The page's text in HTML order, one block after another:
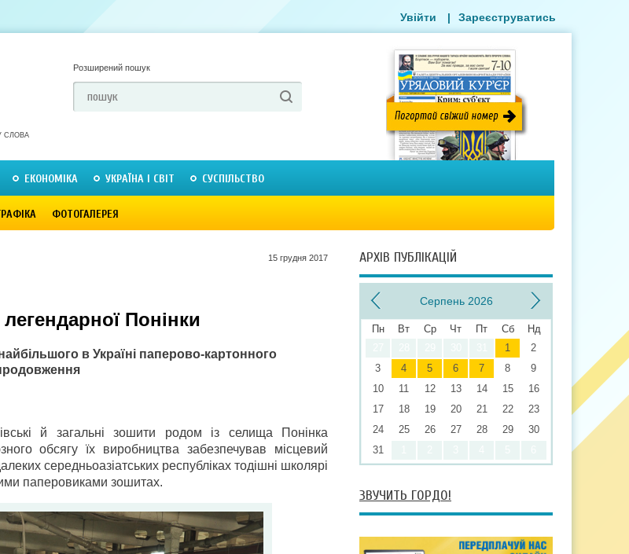
Розширений пошук
СЛОВА
ЕКОНОМІКА УКРАЇНА І СВІТ СУСПІЛЬСТВО
ФОТОГАЛЕРЕЯ
Увійти | Зареєструватись
15 грудня 2017
Понінки
в Україні паперово-картонного
й загальні зошити родом із селища Понінка
обсягу їх виробництва забезпечував місцевий
середньоазіатських республіках тодішні школярі
паперовиками зошитах.
АРХІВ ПУБЛІКАЦІЙ
Серпень 2026
Пн Вт Ср Чт Пт Сб
Нд
1
2
3
4 5 6 7 8
9
10
11 12 13 14 15
16
17
18 19 20 21 22
23
24
25 26 27 28 29
30
31
ЗВУЧИТЬ ГОРДО!